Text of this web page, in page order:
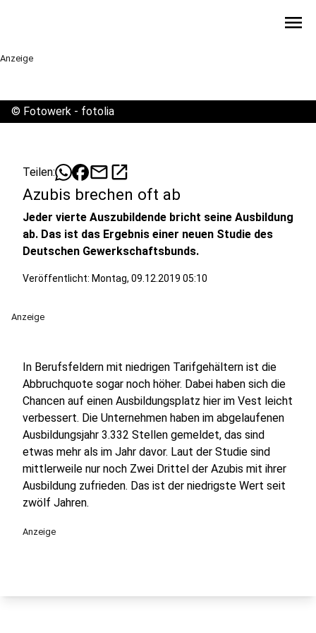
menu
Anzeige
© Fotowerk - fotolia
Teilen: mailopen_in_new
Azubis brechen oft ab
Jeder vierte Auszubildende bricht seine Ausbildung
ab. Das ist das Ergebnis einer neuen Studie des
Deutschen Gewerkschaftsbunds.
Veröffentlicht: Montag, 09.12.2019 05:10
Anzeige
In Berufsfeldern mit niedrigen Tarifgehältern ist die
Abbruchquote sogar noch höher. Dabei haben sich die
Chancen auf einen Ausbildungsplatz hier im Vest leicht
verbessert. Die Unternehmen haben im abgelaufenen
Ausbildungsjahr 3.332 Stellen gemeldet, das sind
etwas mehr als im Jahr davor. Laut der Studie sind
mittlerweile nur noch Zwei Drittel der Azubis mit ihrer
Ausbildung zufrieden. Das ist der niedrigste Wert seit
zwölf Jahren.
Anzeige